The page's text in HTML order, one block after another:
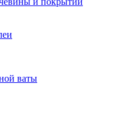
ваты